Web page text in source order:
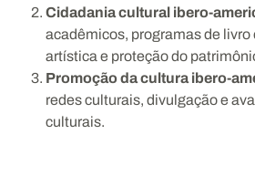
Cidadania cultural ibero-
acadêmicos, programas de livro
artística e proteção do
Promoção da cultura ibero-
redes culturais, divulgação e
culturais.